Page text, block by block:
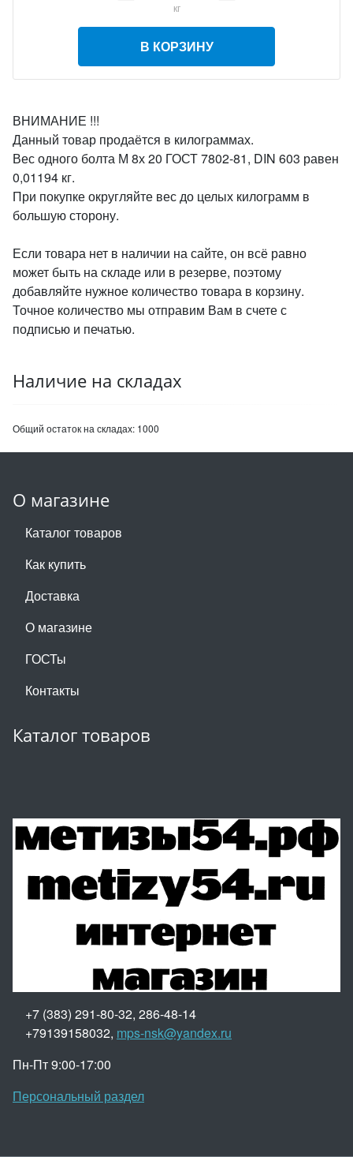
кг
В КОРЗИНУ
ВНИМАНИЕ !!!
Данный товар продаётся в килограммах.
Вес одного болта М 8х 20 ГОСТ 7802-81, DIN 603 равен
0,01194 кг.
При покупке округляйте вес до целых килограмм в
большую сторону.
Если товара нет в наличии на сайте, он всё равно
может быть на складе или в резерве, поэтому
добавляйте нужное количество товара в корзину.
Точное количество мы отправим Вам в счете с
подписью и печатью.
Наличие на складах
Общий остаток на складах: 1000
О магазине
Каталог товаров
Как купить
Доставка
О магазине
ГОСТы
Контакты
Каталог товаров
+7 (383) 291-80-32, 286-48-14
+79139158032, mps-nsk@yandex.ru
Пн-Пт 9:00-17:00
Персональный раздел